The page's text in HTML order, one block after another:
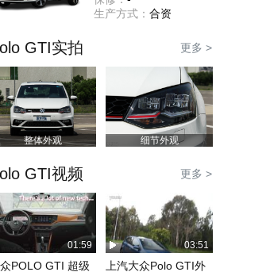
生产方式： 合资
GTI实拍 更多 >
整体外观 细节外观
GTI视频 更多 >
01:59
POLO GTI 超级
03:51
上汽大众Polo GTI外